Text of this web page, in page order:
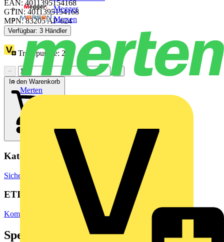
Megger
Mersen
Merten
EAN: 4011395154168
GTIN: 4011395154168
MPN: 83205 AP-624
Verfügbar: 3 Händler
Treuepunkte: 2
−
In den Warenkorb
Kategorien
Sicherheit & Zutrittskontrolle Zutrittskontrollsysteme
ETIM Group
Kommunikationstechnik/Komponenten und Systeme
Spezifikationen